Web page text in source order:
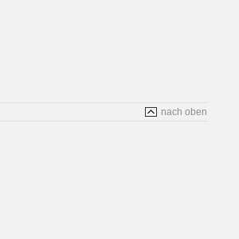
nach oben